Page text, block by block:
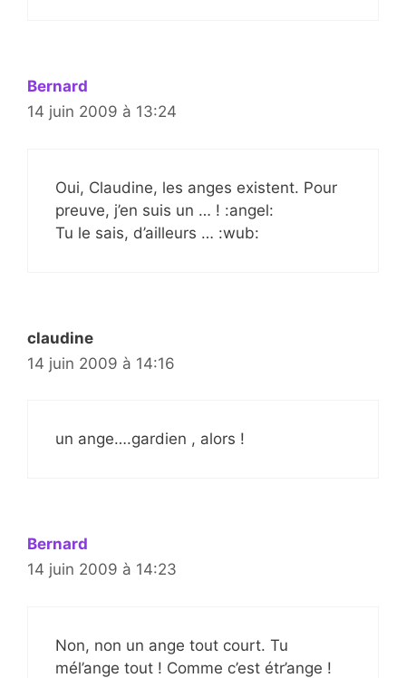
Bernard
14 juin 2009 à 13:24
Oui, Claudine, les anges existent. Pour
preuve, j’en suis un … ! :angel:
Tu le sais, d’ailleurs … :wub:
claudine
14 juin 2009 à 14:16
un ange….gardien , alors !
Bernard
14 juin 2009 à 14:23
Non, non un ange tout court. Tu
mél’ange tout ! Comme c’est étr’ange !